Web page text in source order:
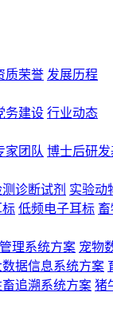
质荣誉 发展历程
务建设 行业动态
家团队 博士后研
诊断试剂 实验动
标 低频电子耳标
理系统方案 宠物
据信息系统方案
追溯系统方案 猪